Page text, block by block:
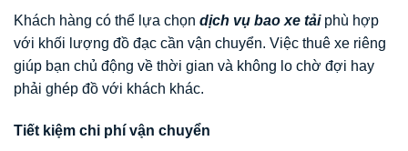
Khách hàng có thể lựa chọn dịch vụ bao xe tảiphù hợp
với khối lượng đồ đạc cần vận chuyển. Việc thuê xe riêng
giúp bạn chủ động về thời gian và không lo chờ đợi hay
phải ghép đồ với khách khác.
Tiết kiệm chi phí vận chuyển